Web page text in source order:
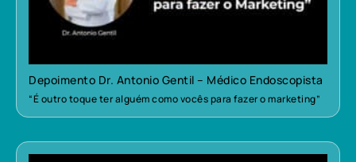
Depoimento Dr. Antonio Gentil – Médico Endoscopista
“É outro toque ter alguém como vocês para fazer o marketing”